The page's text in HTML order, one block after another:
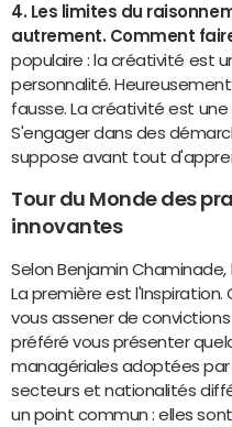
4. Les limites du
autrement. Comment
populaire : la créativité est
personnalité.
fausse. La créativité est
S'engager dans des
suppose avant tout
Tour du Monde des
innovantes
Selon Benjamin
La première est
vous assener de
préféré vous présenter
managériales adoptées
secteurs et nationalités
un point commun : elles